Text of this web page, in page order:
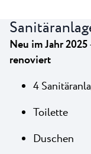
Neu im Jahr 2025
renoviert
4
Toilette
Duschen